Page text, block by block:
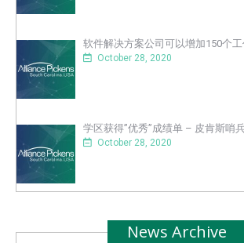
软件解决方案公司可以增加150个
October 28, 2020
学区获得”优秀”成绩单 – 皮肯斯哨
October 28, 2020
News Archive